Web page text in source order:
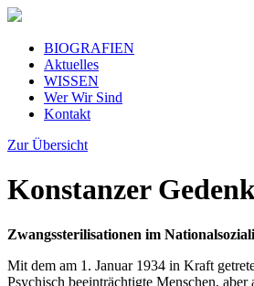
BIOGRAFIEN
Aktuelles
WISSEN
Wer Wir Sind
Kontakt
Zur Übersicht
Konstanzer
Zwangssterilisationen im
Mit dem am 1. Januar 1934 in Kraft
Psychisch beeinträchtigte Menschen,